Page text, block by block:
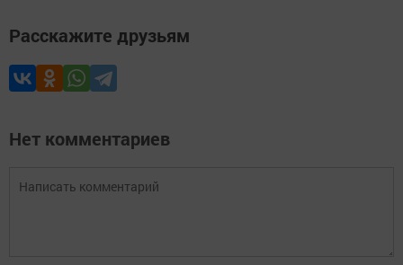
Расскажите друзьям
Нет комментариев